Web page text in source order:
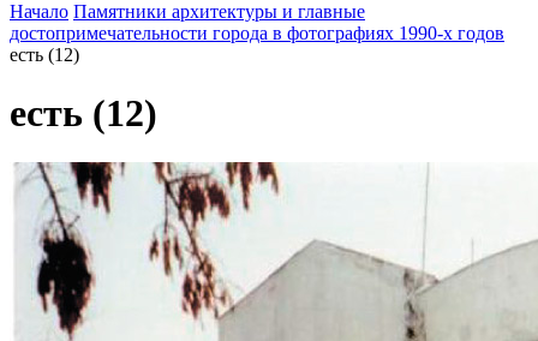
Начало Памятники архитектуры и главные
достопримечательности города в фотографиях 1990-х годов
есть (12)
есть (12)